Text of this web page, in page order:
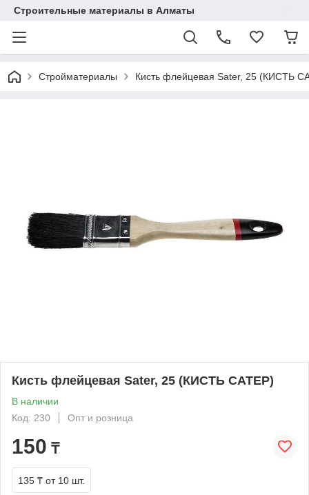
Строительные материалы в Алматы
Стройматериалы Кисть флейцевая Sater, 25 (КИСТЬ
Кисть флейцевая Sater, 25 (КИСТЬ САТЕР)
В наличии
Код: 230
Опт и розница
150 ₸
135 ₸ от 10 шт.